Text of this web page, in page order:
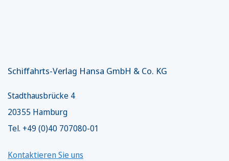
Schiffahrts-Verlag Hansa GmbH & Co. KG
Stadthausbrücke 4
20355 Hamburg
Tel. +49 (0)40 707080-01
Kontaktieren Sie uns